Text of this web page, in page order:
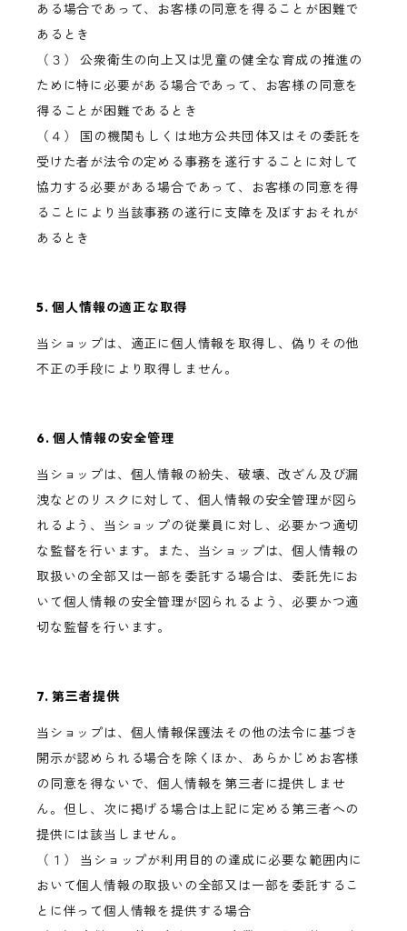
ある場合であって、お客様の同意を得ることが困難で
あるとき
（３） 公衆衛生の向上又は児童の健全な育成の推進の
ために特に必要がある場合であって、お客様の同意を
得ることが困難であるとき
（４） 国の機関もしくは地方公共団体又はその委託を
受けた者が法令の定める事務を遂行することに対して
協力する必要がある場合であって、お客様の同意を得
ることにより当該事務の遂行に支障を及ぼすおそれが
あるとき
5. 個人情報の適正な取得
当ショップは、適正に個人情報を取得し、偽りその他
不正の手段により取得しません。
6. 個人情報の安全管理
当ショップは、個人情報の紛失、破壊、改ざん及び漏
洩などのリスクに対して、個人情報の安全管理が図ら
れるよう、当ショップの従業員に対し、必要かつ適切
な監督を行います。また、当ショップは、個人情報の
取扱いの全部又は一部を委託する場合は、委託先にお
いて個人情報の安全管理が図られるよう、必要かつ適
切な監督を行います。
7. 第三者提供
当ショップは、個人情報保護法その他の法令に基づき
開示が認められる場合を除くほか、あらかじめお客様
の同意を得ないで、個人情報を第三者に提供しませ
ん。但し、次に掲げる場合は上記に定める第三者への
提供には該当しません。
（１） 当ショップが利用目的の達成に必要な範囲内に
おいて個人情報の取扱いの全部又は一部を委託するこ
とに伴って個人情報を提供する場合